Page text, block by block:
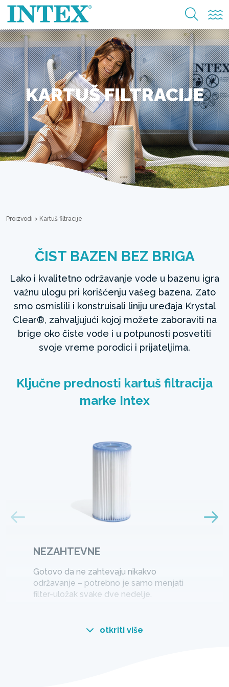
KARTUŠ FILTRACIJE
Proizvodi > Kartuš filtracije
ČIST BAZEN BEZ BRIGA
Lako i kvalitetno održavanje vode u bazenu igra
važnu ulogu pri korišćenju vašeg bazena. Zato
smo osmislili i konstruisali liniju uređaja Krystal
Clear®, zahvaljujući kojoj možete zaboraviti na
brige oko čiste vode i u potpunosti posvetiti
svoje vreme porodici i prijateljima.
Ključne prednosti kartuš filtracija
marke Intex
NEZAHTEVNE
Gotovo da ne zahtevaju nikakvo
održavanje – potrebno je samo menjati
filter-uložak svake dve nedelje.
otkriti više